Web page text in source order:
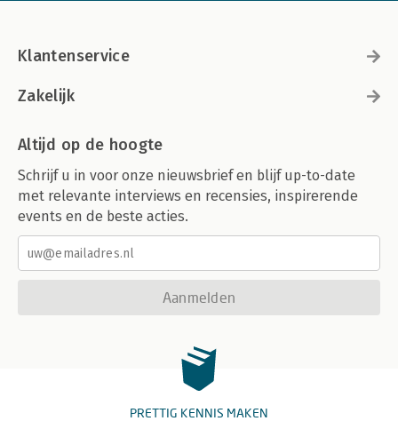
Klantenservice
Zakelijk
Altijd op de hoogte
Schrijf u in voor onze nieuwsbrief en blijf up-to-date
met relevante interviews en recensies, inspirerende
events en de beste acties.
Aanmelden
PRETTIG KENNIS MAKEN